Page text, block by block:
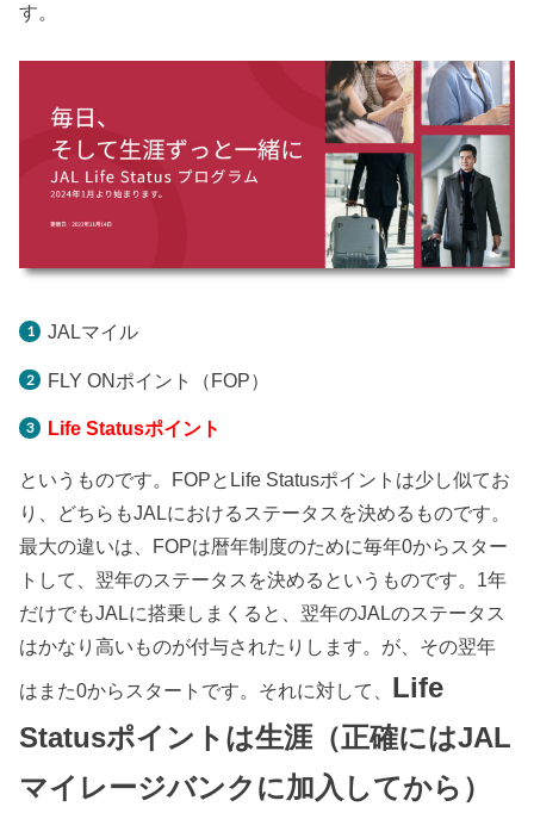
す。
JALマイル
FLY ONポイント（FOP）
Life Statusポイント
というものです。FOPとLife Statusポイントは少し似てお
り、どちらもJALにおけるステータスを決めるものです。
最大の違いは、FOPは暦年制度のために毎年0からスター
トして、翌年のステータスを決めるというものです。1年
だけでもJALに搭乗しまくると、翌年のJALのステータス
はかなり高いものが付与されたりします。が、その翌年
はまた0からスタートです。それに対して、 Life
Statusポイントは生涯（正確にはJAL
マイレージバンクに加入してから）